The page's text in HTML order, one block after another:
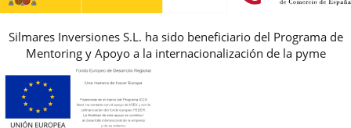
Silmares Inversiones S.L. ha sido beneficiario del Programa de
Mentoring y Apoyo a la internacionalización de la pyme